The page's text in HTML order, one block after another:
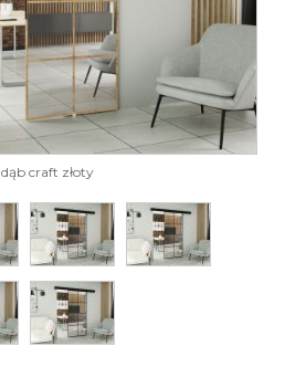
dąb craft złoty